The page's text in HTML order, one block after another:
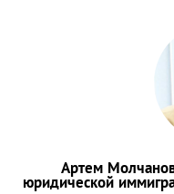
Артем
юридической